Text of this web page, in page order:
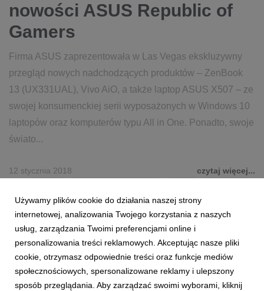
nowości ASUS Republic of
Gamers
Firma ASUS zaprezentowała w Las Vegas ekskluzywny
przegląd nowych nadchodzących produktów – ZenBook
13 (UX331UAL), Vivo AiO, a także laptop ASUS X507 – ze
swojej konsumenckiej serii wyposażonych w Windows 10
laptopów oraz komputerów typu All in One. Ponadto, swoje
świato...
12 stycznia 2018 czytaj więcej...
CES CES2018
Używamy plików cookie do działania naszej strony
internetowej, analizowania Twojego korzystania z naszych
usług, zarządzania Twoimi preferencjami online i
personalizowania treści reklamowych. Akceptując nasze pliki
cookie, otrzymasz odpowiednie treści oraz funkcje mediów
społecznościowych, spersonalizowane reklamy i ulepszony
sposób przeglądania. Aby zarządzać swoimi wyborami, kliknij